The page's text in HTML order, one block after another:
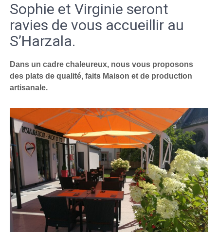
Sophie et Virginie seront
ravies de vous accueillir au
S’Harzala.
Dans un cadre chaleureux, nous vous proposons
des plats de qualité, faits Maison et de production
artisanale.